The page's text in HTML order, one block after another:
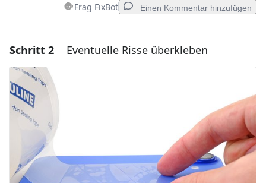
Frag FixBot Einen Kommentar hinzufügen
Einen Kommentar hinzufügen
Kommentar hinzufügen
Kommentieren
Schritt 2 Eventuelle Risse überkleben